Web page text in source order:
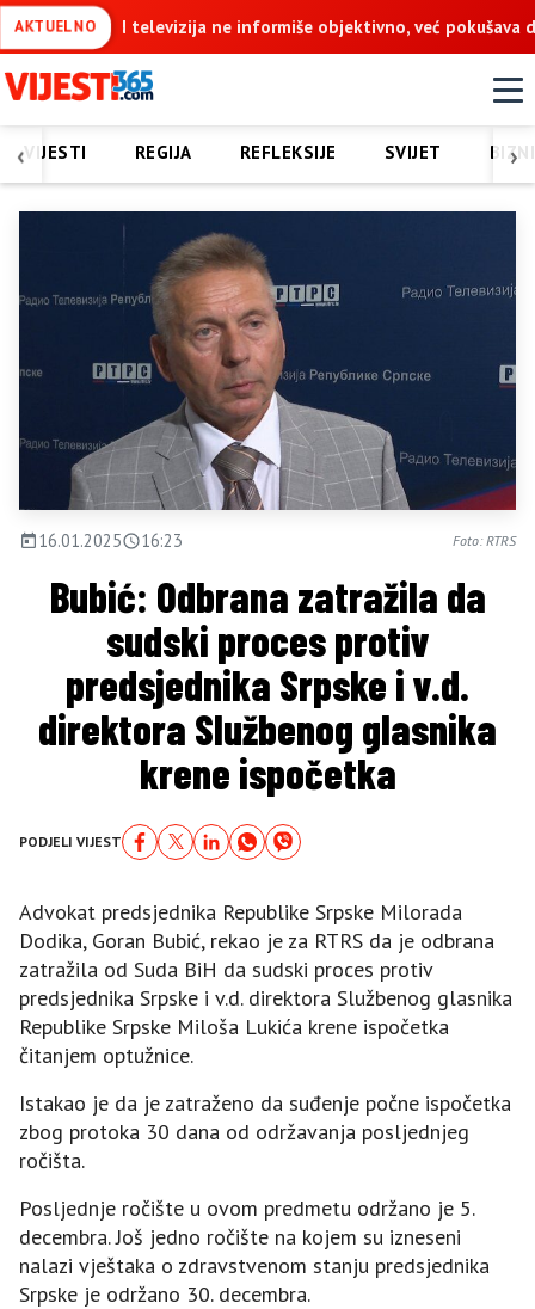
AKTUELNOveć pokušava da ospori vodovod na Vučijaku
‹ ›
VIJESTI REGIJA REFLEKSIJE SVIJET
16.01.2025 16:23 Foto: RTRS
Bubić: Odbrana zatražila da
sudski proces protiv
predsjednika Srpske i v.d.
direktora Službenog glasnika
krene ispočetka
PODJELI VIJEST
Advokat predsjednika Republike Srpske Milorada
Dodika, Goran Bubić, rekao je za RTRS da je odbrana
zatražila od Suda BiH da sudski proces protiv
predsjednika Srpske i v.d. direktora Službenog glasnika
Republike Srpske Miloša Lukića krene ispočetka
čitanjem optužnice.
Istakao je da je zatraženo da suđenje počne ispočetka
zbog protoka 30 dana od održavanja posljednjeg
ročišta.
Posljednje ročište u ovom predmetu održano je 5.
decembra. Јoš jedno ročište na kojem su izneseni
nalazi vještaka o zdravstvenom stanju predsjednika
Srpske je održano 30. decembra.